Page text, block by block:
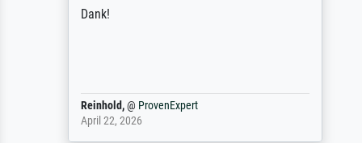
Dank!
Reinhold,@ProvenExpert
April 22, 2026